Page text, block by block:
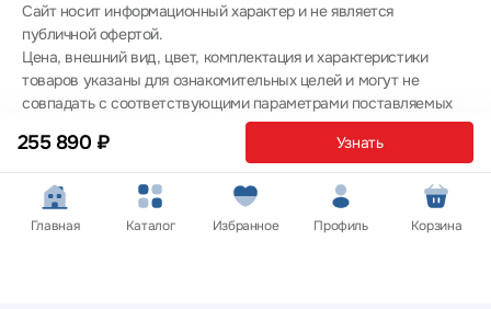
255 890 ₽ Узнать
Сайт носит информационный характер и не является
публичной офертой.
Цена, внешний вид, цвет, комплектация и характеристики
товаров указаны для ознакомительных целей и могут не
совпадать с соответствующими параметрами поставляемых
товаров - уточняйте информацию у менеджера при
оформлении заказа.
Политика конфиденциальности
© 2012 — 2026 ООО «Эпл Тэк»
Главная Каталог Избранное Профиль Корзина